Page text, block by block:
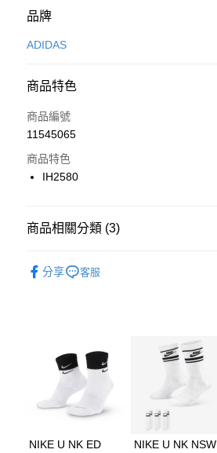
付款方式
信用卡一次付款
合作金庫商業銀行
華南商業銀行
上海商業儲蓄銀行
國泰世華商業銀行
聯邦商業銀行
台新國際商業銀行
LINE Pay
Apple Pay
【關於「AFTEE先享後付」】
３．安心：先確認商品／服務後，再付款。
【「AFTEE先享後付」結帳流程】
１．於結帳方式選擇「AFTEE先享後付」後
付」結帳頁面，進行簡訊認證並確認金額後
２．訂單成立數日內，您將收到繳費通知簡
３．收到繳費通知簡訊後14天內，點擊此簡
／ATM／網路銀行／等多元方式進行付款，
每筆NT$100，滿NT$1,500(含以上)免
每筆NT$100，滿NT$1,500(含以上)免
付款後門市自取
品牌
ADIDAS
商品特色
商品編號
11545065
商品特色
IH2580
商品相關分類 (3)
分享 客服
NIKE U NK ED
NIKE U NK NSW